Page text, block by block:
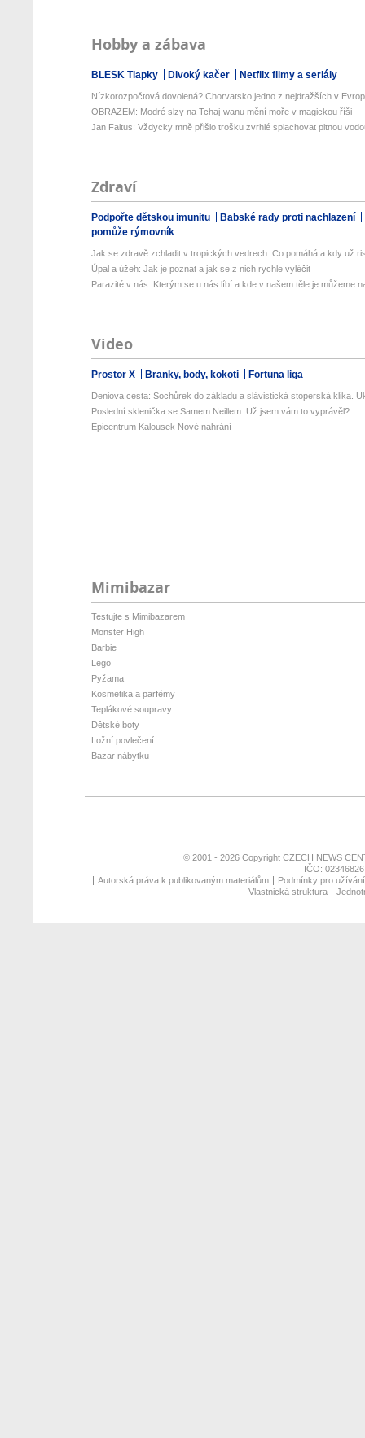
Hobby a zábava
BLESK Tlapky Divoký kačer Netflix filmy a seriály
Nízkorozpočtová dovolená? Chorvatsko jedno z nejdražších v
OBRAZEM: Modré slzy na Tchaj-wanu mění moře v magickou říši
Jan Faltus: Vždycky mně přišlo trošku zvrhlé splachovat pitnou
Zdraví
Podpořte dětskou imunitu
Babské rady proti nachlazení
pomůže rýmovník
Jak se zdravě zchladit v tropických vedrech: Co pomáhá a kdy už
Úpal a úžeh: Jak je poznat a jak se z nich rychle vyléčit
Parazité v nás: Kterým se u nás líbí a kde v našem těle je můžeme
Video
Prostor X Branky, body, kokoti Fortuna liga
Deniova cesta: Sochůrek do základu a slávistická stoperská klika.
Poslední sklenička se Samem Neillem: Už jsem vám to vyprávěl?
Epicentrum Kalousek Nové nahrání
Mimibazar
Testujte s Mimibazarem
Monster High
Barbie
Lego
Pyžama
Kosmetika a parfémy
Teplákové soupravy
Dětské boty
Ložní povlečení
Bazar nábytku
© 2001 - 2026 Copyright CZECH NEWS
IČO:
Autorská práva k publikovaným materiálům
Podmínky pro
Vlastnická struktura